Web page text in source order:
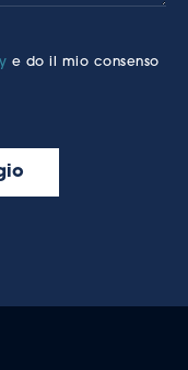
e do il mio consenso